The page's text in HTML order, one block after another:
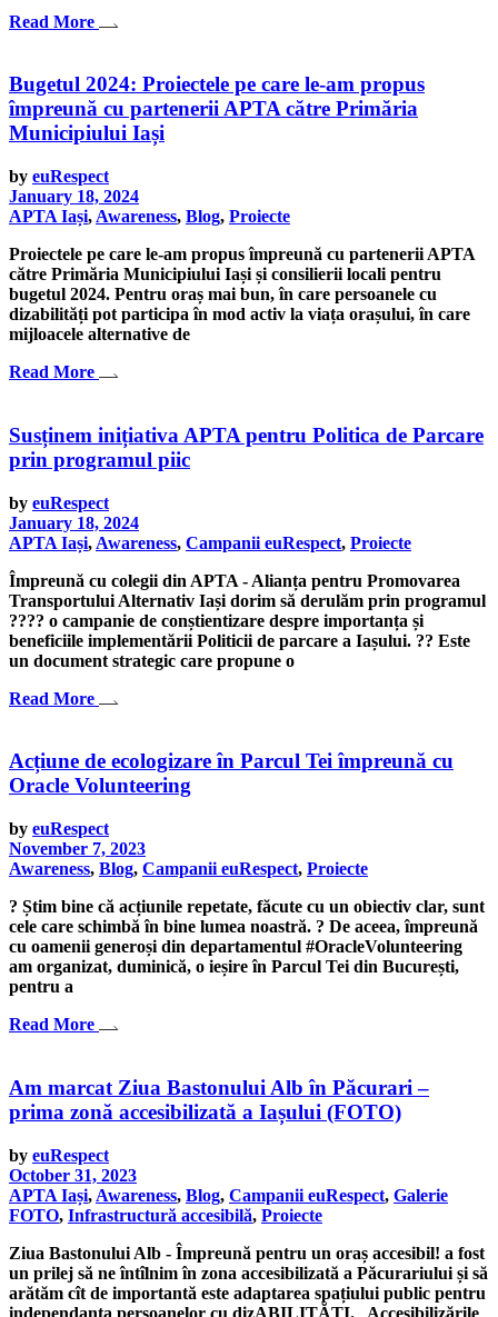
Read More
Bugetul 2024: Proiectele pe care le-am propus
împreună cu partenerii APTA către Primăria
Municipiului Iași
by euRespect
January 18, 2024
APTA Iași, Awareness, Blog, Proiecte
Proiectele pe care le-am propus împreună cu partenerii APTA
către Primăria Municipiului Iași și consilierii locali pentru
bugetul 2024. Pentru oraș mai bun, în care persoanele cu
dizabilități pot participa în mod activ la viața orașului, în care
mijloacele alternative de
Read More
Susținem inițiativa APTA pentru Politica de Parcare
prin programul piic
by euRespect
January 18, 2024
APTA Iași, Awareness, Campanii euRespect, Proiecte
Împreună cu colegii din APTA - Alianța pentru Promovarea
Transportului Alternativ Iași dorim să derulăm prin programul
???? o campanie de conștientizare despre importanța și
beneficiile implementării Politicii de parcare a Iașului. ?‍? Este
un document strategic care propune o
Read More
Acțiune de ecologizare în Parcul Tei împreună cu
Oracle Volunteering
by euRespect
November 7, 2023
Awareness, Blog, Campanii euRespect, Proiecte
? Știm bine că acțiunile repetate, făcute cu un obiectiv clar, sunt
cele care schimbă în bine lumea noastră. ? De aceea, împreună
cu oamenii generoși din departamentul #OracleVolunteering
am organizat, duminică, o ieșire în Parcul Tei din București,
pentru a
Read More
Am marcat Ziua Bastonului Alb în Păcurari –
prima zonă accesibilizată a Iașului (FOTO)
by euRespect
October 31, 2023
APTA Iași, Awareness, Blog, Campanii euRespect, Galerie
FOTO, Infrastructură accesibilă, Proiecte
Ziua Bastonului Alb - Împreună pentru un oraș accesibil! a fost
un prilej să ne întîlnim în zona accesibilizată a Păcurariului și să
arătăm cît de importantă este adaptarea spațiului public pentru
independanța persoanelor cu dizABILITĂȚI. Accesibilizările